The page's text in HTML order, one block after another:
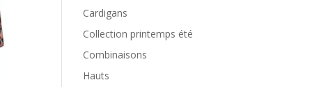
Cardigans
Collection printemps été
Combinaisons
Hauts